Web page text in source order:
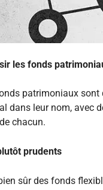
les fonds
patrimoniaux
dans leur nom, avec
chacun.
prudents
sûr des fonds